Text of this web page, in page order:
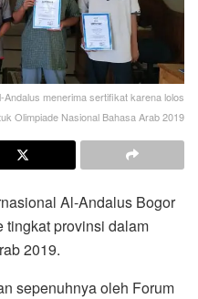
menerima sertifikat karena lolos
Olimpiade Nasional Bahasa Arab 2019
Al-Andalus Bogor
tingkat provinsi dalam
2019.
sepenuhnya oleh Forum